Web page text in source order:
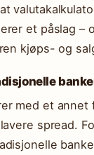
et påslag –
kjøps- og
med et
spread.